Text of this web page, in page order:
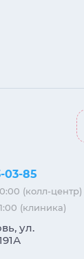
ул.
03-85
(колл-центр)
(клиника)